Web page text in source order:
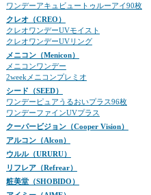
ワンデーアキュビュートゥルーアイ90枚
クレオ（CREO）
クレオワンデーUVモイスト
クレオワンデーUVリング
メニコン（Menicon）
メニコンワンデー
2weekメニコンプレミオ
シード（SEED）
ワンデーピュアうるおいプラス96枚
ワンデーファインUVプラス
クーパービジョン（Cooper Vision）
アルコン（Alcon）
ウルル（URURU）
リフレア（Refrear）
粧美堂（SHOBIDO）